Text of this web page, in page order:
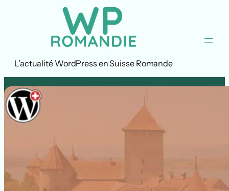
L'actualité WordPress en Suisse Romande